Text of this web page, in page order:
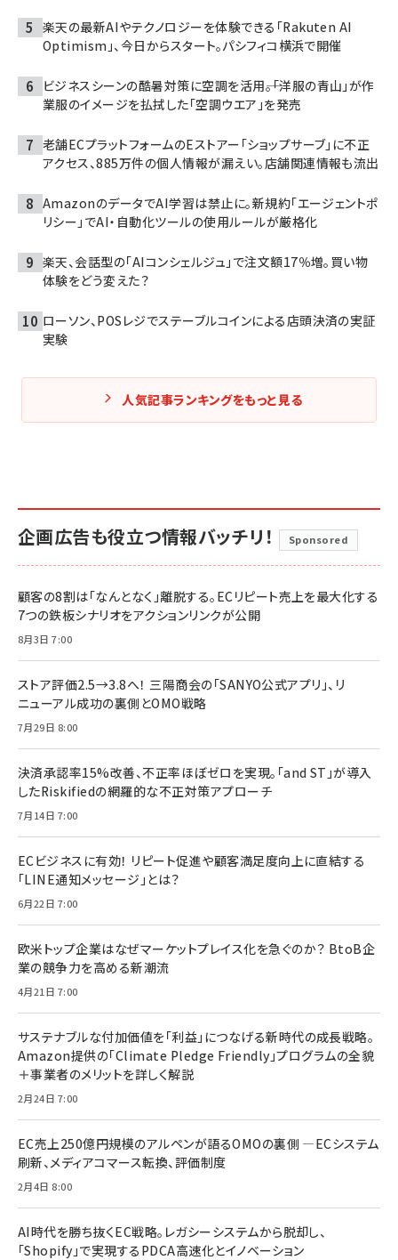
楽天の最新AIやテクノロジーを体験できる「Rakuten AI
Optimism」、今日からスタート。パシフィコ横浜で開催
ビジネスシーンの酷暑対策に空調を活用――。「洋服の青山」が作
業服のイメージを払拭した「空調ウエア」を発売
老舗ECプラットフォームのEストアー「ショップサーブ」に不正
アクセス、885万件の個人情報が漏えい。店舗関連情報も流出
AmazonのデータでAI学習は禁止に。新規約「エージェントポ
リシー」でAI・自動化ツールの使用ルールが厳格化
楽天、会話型の「AIコンシェルジュ」で注文額17％増。買い物
体験をどう変えた？
ローソン、POSレジでステーブルコインによる店頭決済の実証
実験
人気記事ランキングをもっと見る
企画広告も役立つ情報バッチリ！ Sponsored
顧客の8割は「なんとなく」離脱する。ECリピート売上を最大化する
7つの鉄板シナリオをアクションリンクが公開
8月3日 7:00
ストア評価2.5→3.8へ！ 三陽商会の「SANYO公式アプリ」、リ
ニューアル成功の裏側とOMO戦略
7月29日 8:00
決済承認率15%改善、不正率ほぼゼロを実現。「and ST」が導入
したRiskifiedの網羅的な不正対策アプローチ
7月14日 7:00
ECビジネスに有効！ リピート促進や顧客満足度向上に直結する
「LINE通知メッセージ」とは？
6月22日 7:00
欧米トップ企業はなぜマーケットプレイス化を急ぐのか？ BtoB企
業の競争力を高める新潮流
4月21日 7:00
サステナブルな付加価値を「利益」につなげる新時代の成長戦略。
Amazon提供の「Climate Pledge Friendly」プログラムの全貌
＋事業者のメリットを詳しく解説
2月24日 7:00
EC売上250億円規模のアルペンが語るOMOの裏側 ―ECシステム
刷新、メディアコマース転換、評価制度
2月4日 8:00
AI時代を勝ち抜くEC戦略。レガシーシステムから脱却し、
「Shopify」で実現するPDCA高速化とイノベーション